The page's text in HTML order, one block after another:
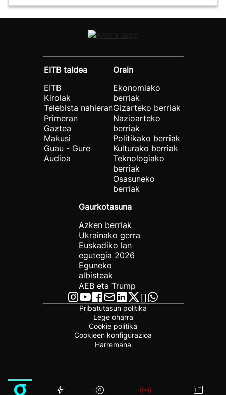
EITB taldea
EITB
Kirolak
Telebista nahieran
Primeran
Gaztea
Makusi
Guau - Gure
Audioa
Orain
Ekonomiako
berriak
Gizarteko berriak
Nazioarteko
berriak
Politikako berriak
Kulturako berriak
Teknologiako
berriak
Osasuneko
berriak
Gaurkotasuna
Azken berriak
Ukrainako gerra
Euskadiko lan
egutegia 2026
Eguneko
albisteak
AEB eta Trump
Pribatutasun politika
Lege oharra
Cookie politika
Cookieen konfigurazioa
Harremana